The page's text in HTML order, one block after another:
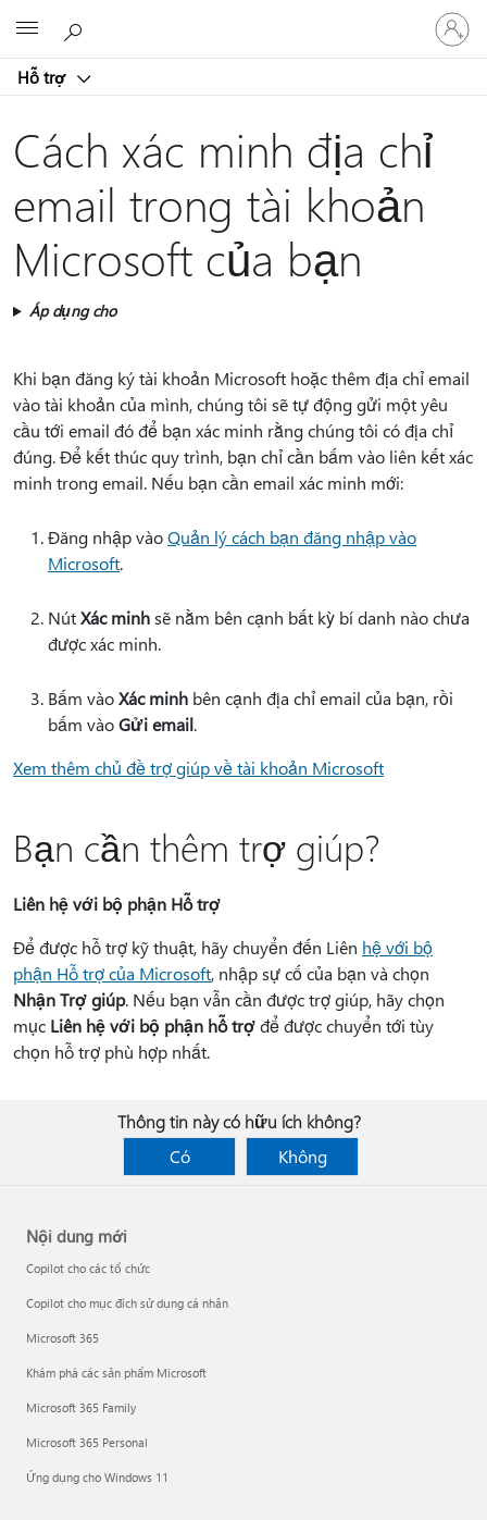
Hỗ trợ
Đăng
nhập
tài
Cách xác minh địa chỉ
email trong tài khoản
Microsoft của bạn
Áp dụng cho
Khi bạn đăng ký tài khoản Microsoft hoặc thêm địa chỉ email
vào tài khoản của mình, chúng tôi sẽ tự động gửi một yêu
cầu tới email đó để bạn xác minh rằng chúng tôi có địa chỉ
đúng. Để kết thúc quy trình, bạn chỉ cần bấm vào liên kết xác
minh trong email. Nếu bạn cần email xác minh mới:
Đăng nhập vàoQuản lý cách bạn đăng nhập vào
Microsoft.
NútXác minhsẽ nằm bên cạnh bất kỳ bí danh nào chưa
được xác minh.
Bấm vàoXác minh bên cạnh địa chỉ email của bạn, rồi
bấm vàoGửi email.
Xem thêm chủ đề trợ giúp về tài khoản Microsoft
Bạn cần thêm trợ giúp?
Liên hệ với bộ phận Hỗ trợ
Để được hỗ trợ kỹ thuật, hãy chuyển đến Liên hệ với bộ
phận Hỗ trợ của Microsoft, nhập sự cố của bạn và chọn
Nhận Trợ giúp. Nếu bạn vẫn cần được trợ giúp, hãy chọn
mục Liên hệ với bộ phận hỗ trợđể được chuyển tới tùy
chọn hỗ trợ phù hợp nhất.
Thông tin này có hữu ích không?
Có
Không
Nội dung mới
Copilot cho các tổ chức
Copilot cho mục đích sử dụng cá nhân
Microsoft 365
Khám phá các sản phẩm Microsoft
Microsoft 365 Family
Microsoft 365 Personal
Ứng dụng cho Windows 11